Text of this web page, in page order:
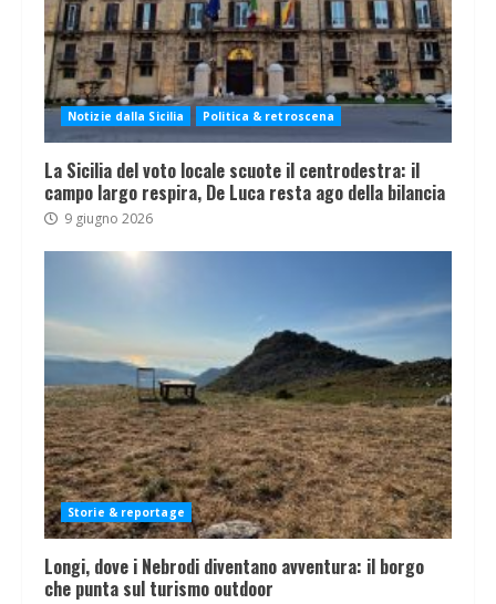
Notizie dalla Sicilia Politica & retroscena
La Sicilia del voto locale scuote il centrodestra: il
campo largo respira, De Luca resta ago della bilancia
9 giugno 2026
Storie & reportage
Longi, dove i Nebrodi diventano avventura: il borgo
che punta sul turismo outdoor